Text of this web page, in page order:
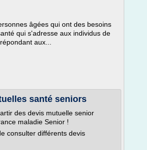
âgées qui ont des besoins
qui s'adresse aux individus de
aux...
santé seniors
des devis mutuelle senior
maladie Senior !
consulter différents devis